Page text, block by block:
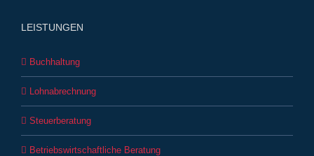
LEISTUNGEN
Buchhaltung
Lohnabrechnung
Steuerberatung
Betriebswirtschaftliche Beratung